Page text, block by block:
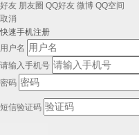
好友 朋友圈 QQ好友 微博 QQ空间
取消
快速手机注册
用户名
请输入手机号
密码
短信验证码